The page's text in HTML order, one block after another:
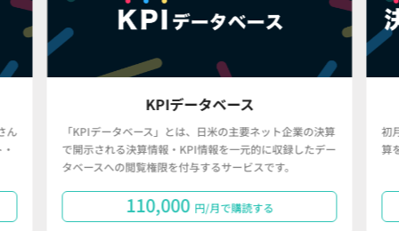
ん
KPIデータベース
「KPIデータベース」とは、日米の主要ネット企業の決算
で開示される決算情報・KPI情報を一元的に収録したデー
タベースへの閲覧権限を付与するサービスです。
110,000 円/月で購読する
初
算